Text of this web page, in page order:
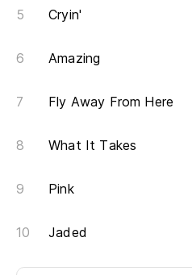
Cryin'
Amazing
Fly Away From Here
What It Takes
Pink
Jaded